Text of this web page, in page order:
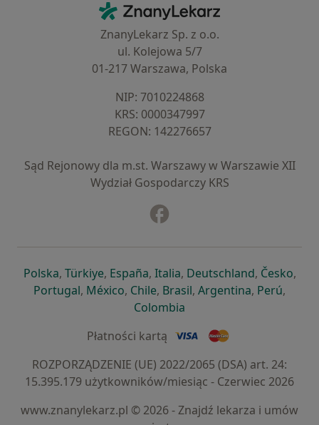
ZnanyLekarz - Strona główna
ZnanyLekarz Sp. z o.o.
ul. Kolejowa 5/7
01-217 Warszawa, Polska
NIP: ⁠7010224868
KRS: ⁠0000347997
REGON: ⁠142276657
Sąd Rejonowy dla m.st. Warszawy w Warszawie XII
Wydział Gospodarczy KRS
Polskaotwiera się w nowej karcie
, Türkiyeotwiera się w nowej karcie
, Españaotwiera się w nowej karcie
, Italiaotwiera się w nowej
, Deutschlandotwiera się
, Česko,
Portugalotwiera się w nowej karcie
, Méxicootwiera się w nowej karcie
, Chileotwiera się w nowej karcie
, Brasilotwiera się w nowej
, Argentinaotwiera się
, Perú,
Colombia
Płatności kartą
ROZPORZĄDZENIE (UE) 2022/2065 (DSA) art. 24:
15.395.179 użytkowników/miesiąc - Czerwiec 2026
www.znanylekarz.pl © 2026 - Znajdź lekarza i umów